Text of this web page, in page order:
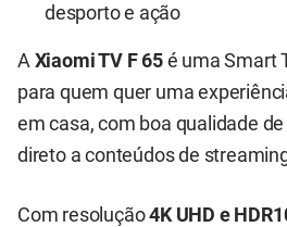
desporto e ação
A Xiaomi TV F 65é uma Smart
para quem quer uma
em casa, com boa qualidade
direto a conteúdos de
Com resolução4K UHD e